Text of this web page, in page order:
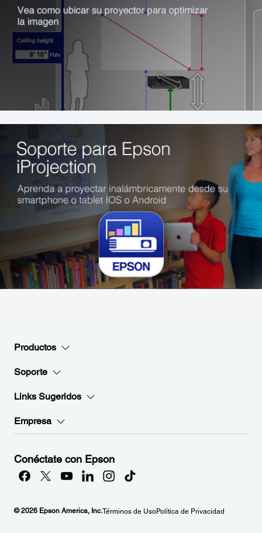
Productos
Soporte
Links Sugeridos
Empresa
Conéctate con Epson
© 2026 Epson America, Inc.Términos de UsoPolítica de Privacidad